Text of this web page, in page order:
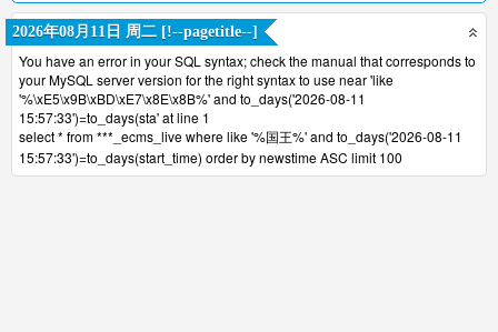
2026年08月11日 周二 [!--pagetitle--]
You have an error in your SQL syntax; check the manual that corresponds to
your MySQL server version for the right syntax to use near 'like
'%\xE5\x9B\xBD\xE7\x8E\x8B%' and to_days('2026-08-11
15:57:33')=to_days(sta' at line 1
select * from ***_ecms_live where like '%国王%' and to_days('2026-08-11
15:57:33')=to_days(start_time) order by newstime ASC limit 100